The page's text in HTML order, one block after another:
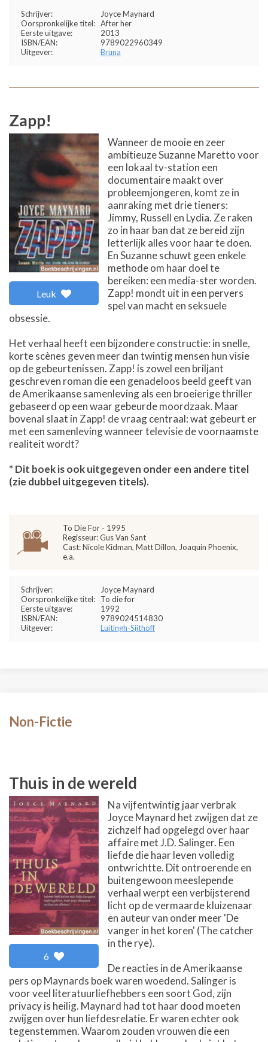
Schrijver:
Joyce Maynard
Oorspronkelijke titel: After her
Eerste uitgave:
2013
ISBN/EAN:
9789022960349
Uitgever:
Bruna
Zapp!
Leuk
Wanneer de mooie en zeer
ambitieuze Suzanne Maretto voor
een lokaal tv-station een
documentaire maakt over
probleemjongeren, komt ze in
aanraking met drie tieners:
Jimmy, Russell en Lydia. Ze raken
zo in haar ban dat ze bereid zijn
letterlijk alles voor haar te doen.
En Suzanne schuwt geen enkele
methode om haar doel te
bereiken: een media-ster worden.
Zapp! mondt uit in een pervers
spel van macht en seksuele
obsessie.
Het verhaal heeft een bijzondere constructie: in snelle,
korte scènes geven meer dan twintig mensen hun visie
op de gebeurtenissen. Zapp! is zowel een briljant
geschreven roman die een genadeloos beeld geeft van
de Amerikaanse samenleving als een broeierige thriller
gebaseerd op een waar gebeurde moordzaak. Maar
bovenal slaat in Zapp! de vraag centraal: wat gebeurt er
met een samenleving wanneer televisie de voornaamste
realiteit wordt?
* Dit boek is ook uitgegeven onder een andere titel
(zie dubbel uitgegeven titels).
To Die For - 1995
Regisseur: Gus Van Sant
Cast: Nicole Kidman, Matt Dillon, Joaquin Phoenix,
e.a.
Schrijver:
Joyce Maynard
Oorspronkelijke titel:
To die for
Eerste uitgave:
1992
ISBN/EAN:
9789024514830
Uitgever:
Luitingh-Sijthoff
Non-Fictie
Thuis in de wereld
6
Na vijfentwintig jaar verbrak
Joyce Maynard het zwijgen dat ze
zichzelf had opgelegd over haar
affaire met J.D. Salinger. Een
liefde die haar leven volledig
ontwrichtte. Dit ontroerende en
buitengewoon meeslepende
verhaal werpt een verbijsterend
licht op de vermaarde kluizenaar
en auteur van onder meer 'De
vanger in het koren' (The catcher
in the rye).
De reacties in de Amerikaanse
pers op Maynards boek waren woedend. Salinger is
voor veel literatuurliefhebbers een soort God, zijn
privacy is heilig. Maynard had tot haar dood moeten
zwijgen over hun liefdesrelatie. Er waren echter ook
tegenstemmen. Waarom zouden vrouwen die een